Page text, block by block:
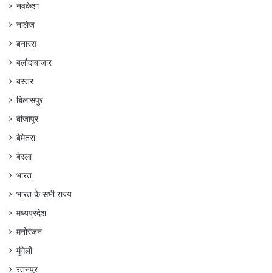
नवकेशा
नालेज
बनारस
बलौदाबाजार
बस्तर
बिलासपुर
बीजापुर
बेमेतरा
बेरला
भारत
भारत के सभी राज्य
मध्यप्रदेश
मनोरंजन
मुंगेली
रतनपुर